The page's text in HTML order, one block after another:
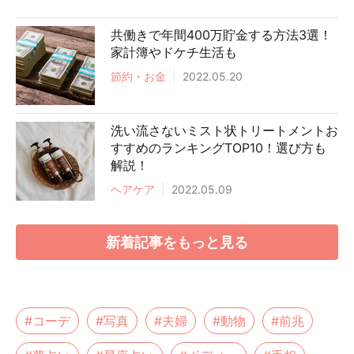
共働きで年間400万貯金する方法3選！
家計簿やドケチ生活も
節約・お金 2022.05.20
洗い流さないミスト状トリートメントお
すすめのランキングTOP10！選び方も
解説！
ヘアケア 2022.05.09
新着記事をもっと見る
#コーデ #写真 #夫婦 #動物 #前兆